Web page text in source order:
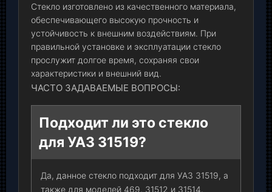
Стекло изготовлено из качественного материала,
обеспечивающего высокую прочность и
устойчивость к внешним воздействиям. При
правильной установке и эксплуатации стекло
прослужит долгое время, сохраняя свои
характеристики и внешний вид.
ЧАСТО ЗАДАВАЕМЫЕ ВОПРОСЫ:
Подходит ли это стекло
для УАЗ 31519?
Да, данное стекло подходит для УАЗ 31519, а
также для моделей 469, 31512 и 31514.